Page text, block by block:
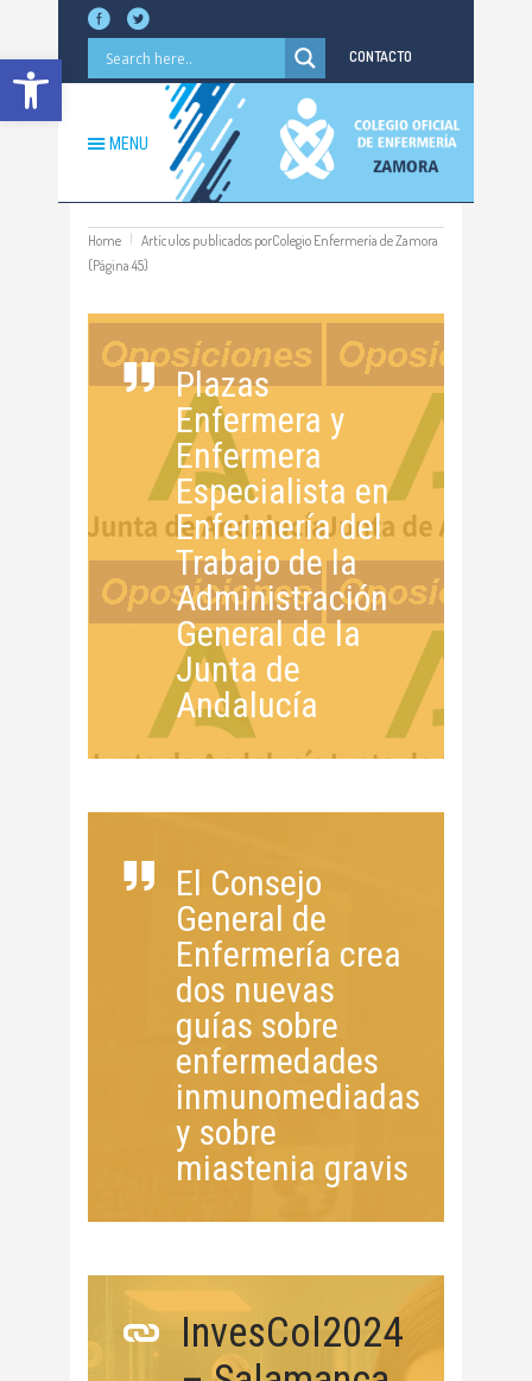
Abrir barra de herramientas CONTACTO
MENU
Home
Artículos publicados porColegio Enfermería de Zamora
(Página 45)
Plazas
Enfermera y
Enfermera
Especialista en
Enfermería del
Trabajo de la
Administración
General de la
Junta de
Andalucía
El Consejo
General de
Enfermería crea
dos nuevas
guías sobre
enfermedades
inmunomediadas
y sobre
miastenia gravis
InvesCol2024